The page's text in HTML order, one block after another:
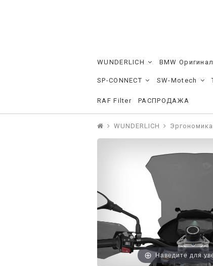
WUNDERLICH BMW
SP-CONNECT SW-Motech
RAF Filter РАСПРОДАЖА
WUNDERLICH
Наведите для